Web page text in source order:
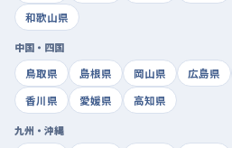
和歌山県
中国・四国
鳥取県
島根県 岡山県 広島県
香川県
愛媛県 高知県
九州・沖縄